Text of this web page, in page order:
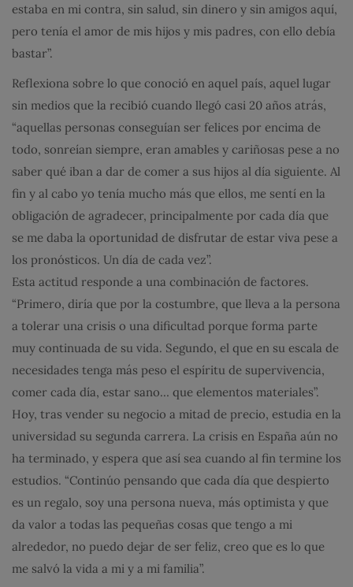
estaba en mi contra, sin salud, sin dinero y sin amigos aquí,
pero tenía el amor de mis hijos y mis padres, con ello debía
bastar”.
Reflexiona sobre lo que conoció en aquel país, aquel lugar
sin medios que la recibió cuando llegó casi 20 años atrás,
“aquellas personas conseguían ser felices por encima de
todo, sonreían siempre, eran amables y cariñosas pese a no
saber qué iban a dar de comer a sus hijos al día siguiente. Al
fin y al cabo yo tenía mucho más que ellos, me sentí en la
obligación de agradecer, principalmente por cada día que
se me daba la oportunidad de disfrutar de estar viva pese a
los pronósticos. Un día de cada vez”.
Esta actitud responde a una combinación de factores.
“Primero, diría que por la costumbre, que lleva a la persona
a tolerar una crisis o una dificultad porque forma parte
muy continuada de su vida. Segundo, el que en su escala de
necesidades tenga más peso el espíritu de supervivencia,
comer cada día, estar sano… que elementos materiales”.
Hoy, tras vender su negocio a mitad de precio, estudia en la
universidad su segunda carrera. La crisis en España aún no
ha terminado, y espera que así sea cuando al fin termine los
estudios. “Continúo pensando que cada día que despierto
es un regalo, soy una persona nueva, más optimista y que
da valor a todas las pequeñas cosas que tengo a mi
alrededor, no puedo dejar de ser feliz, creo que es lo que
me salvó la vida a mi y a mi familia”.